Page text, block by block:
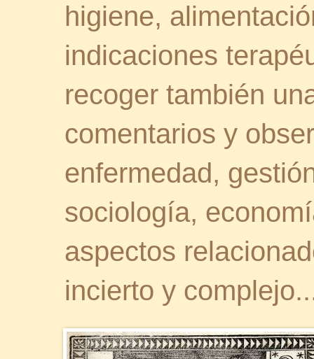
higiene,
indicaciones
recoger también
comentarios y
enfermedad,
sociología,
aspectos
incierto y